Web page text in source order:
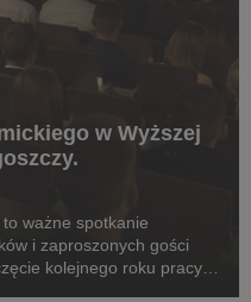
w Wyższej
ważne spotkanie
i zaproszonych gości
kolejnego roku pracy i